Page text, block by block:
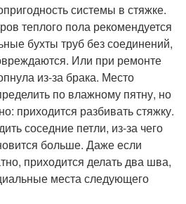
системы в стяжке.
теплого пола рекомендуется
бухты труб без соединений,
Или при ремонте
из-за брака. Место
по влажному пятну, но
приходится разбивать стяжку.
соседние петли, из-за чего
больше. Даже если
приходится делать два шва,
места следующего